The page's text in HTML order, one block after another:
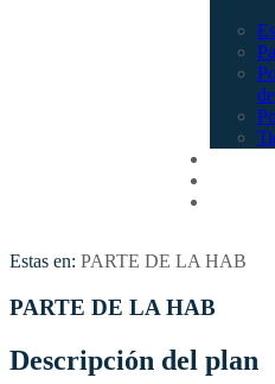
Estas en: PARTE DE LA HAB
PARTE DE LA HAB
Descripción del plan